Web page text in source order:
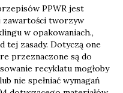
PPWR jest
zawartości tworzyw
w opakowaniach.,
tej zasady. Dotyczą one
przeznaczone są do
recyklatu mogłoby
nie spełniać wymagań